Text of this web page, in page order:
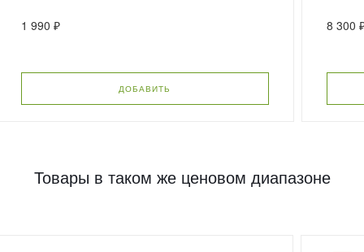
1 990 ₽
ДОБАВИТЬ
8 300
Товары в таком же ценовом диапазоне